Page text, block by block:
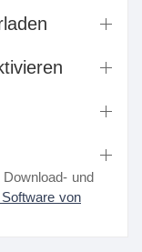
und
von